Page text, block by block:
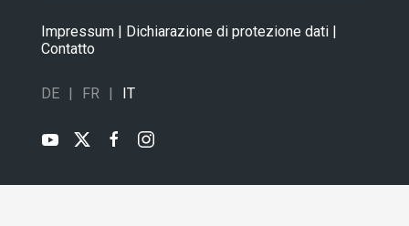
Impressum | Dichiarazione di protezione dati |
Contatto
DE FR IT